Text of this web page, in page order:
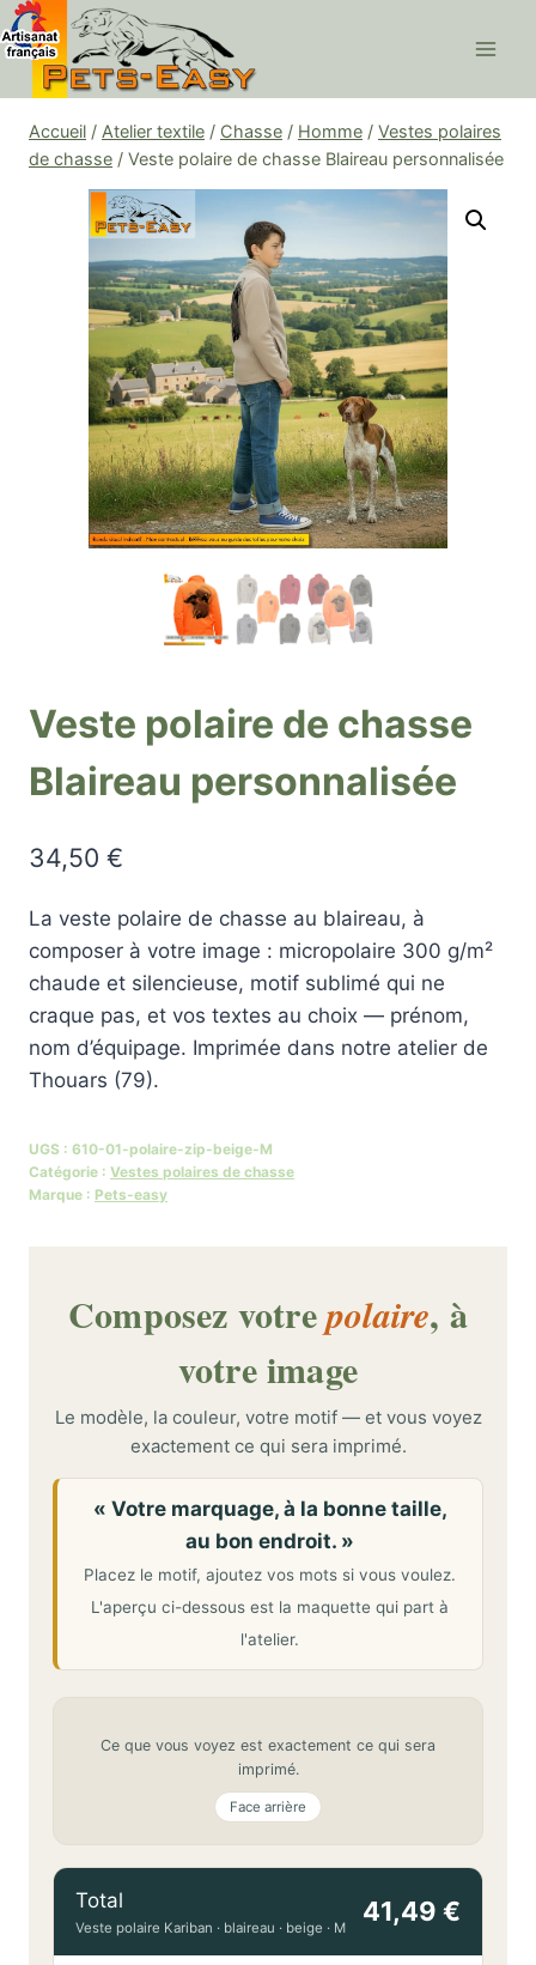
Aller
au
contenu
Accueil / Atelier textile / Chasse / Homme / Vestes polaires
de chasse / Veste polaire de chasse Blaireau personnalisée
Veste polaire de chasse
Blaireau personnalisée
34,50 €
La veste polaire de chasse au blaireau, à
composer à votre image : micropolaire 300 g/m²
chaude et silencieuse, motif sublimé qui ne
craque pas, et vos textes au choix — prénom,
nom d’équipage. Imprimée dans notre atelier de
Thouars (79).
UGS : 610-01-polaire-zip-beige-M
Catégorie : Vestes polaires de chasse
Marque : Pets-easy
Composez votrepolaire, à
votre image
Le modèle, la couleur, votre motif — et vous voyez
exactement ce qui sera imprimé.
« Votre marquage, à la bonne taille,
au bon endroit. »
Placez le motif, ajoutez vos mots si vous voulez.
L'aperçu ci-dessous est la maquette qui part à
l'atelier.
Ce que vous voyez est exactement ce qui sera
imprimé.
Face arrière
Total
Veste polaire Kariban · blaireau · beige · M
41,49 €